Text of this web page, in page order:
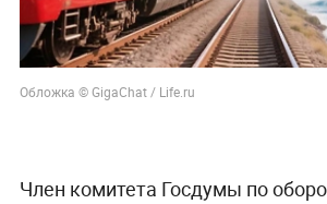
Обложка © GigaChat / Life.ru
Член комитета Госдумы по